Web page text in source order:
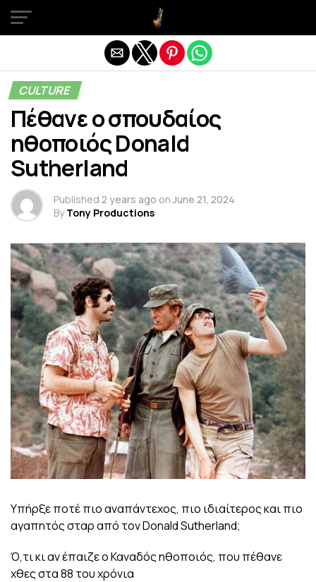
CULTURE
Πέθανε ο σπουδαίος
ηθοποιός Donald
Sutherland
Published 2 years ago on June 21, 2024
By Tony Productions
Υπήρξε ποτέ πιο αναπάντεχος, πιο ιδιαίτερος και πιο
αγαπητός σταρ από τον Donald Sutherland;
Ό,τι κι αν έπαιζε ο Καναδός ηθοποιός, που πέθανε
χθες στα 88 του χρόνια
Exit mobile version